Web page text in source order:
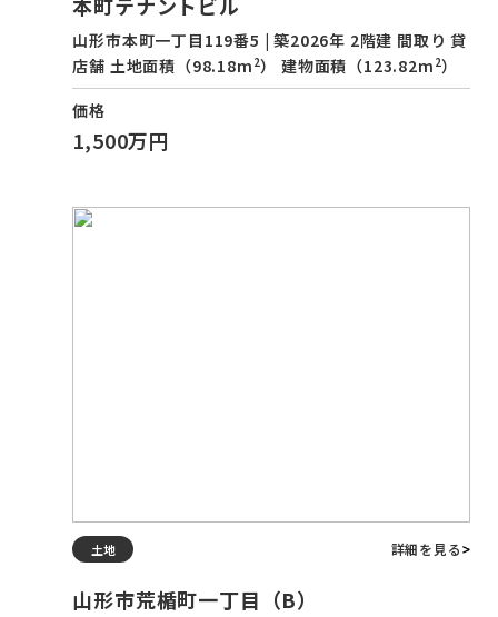
本町テナントビル
山形市本町一丁目119番5 | 築2026年 2階建 間取り 貸
店舗 土地面積（98.18m 2） 建物面積（123.82m 2）
価格
1,500万円
土地 詳細を見る
山形市荒楯町一丁目（B）